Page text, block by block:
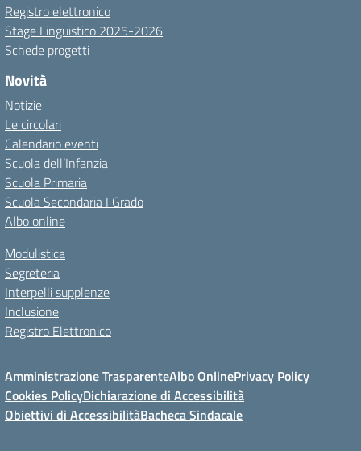
Registro elettronico
Stage Linguistico 2025-2026
Schede progetti
Novità
Notizie
Le circolari
Calendario eventi
Scuola dell’Infanzia
Scuola Primaria
Scuola Secondaria I Grado
Albo online
Modulistica
Segreteria
Interpelli supplenze
Inclusione
Registro Elettronico
Amministrazione TrasparenteAlbo OnlinePrivacy Policy
Cookies PolicyDichiarazione di Accessibilità
Obiettivi di AccessibilitàBacheca Sindacale